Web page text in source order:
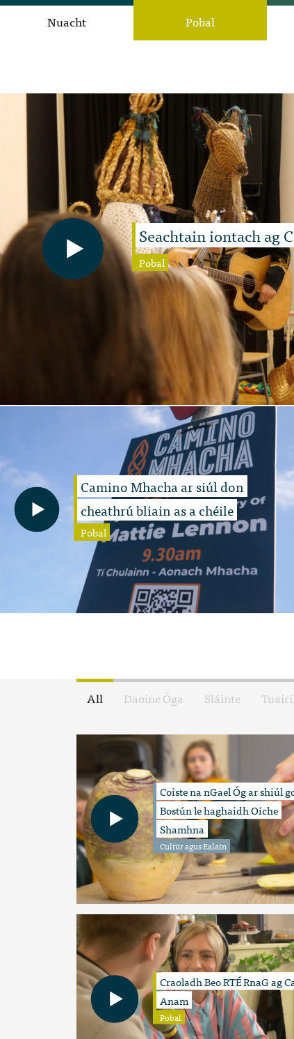
Nuacht Pobal
Seachtain iontach ag
Pobal
Camino Mhacha ar siúl don
cheathrú bliain as a chéile
Pobal
All Daoine Óga Sláinte
Coiste na nGael Óg ar shiúl
Bostún le haghaidh Oíche
Shamhna
Cultúr agus Ealaín
Craoladh Beo RTÉ RnaG ag
Anam
Pobal